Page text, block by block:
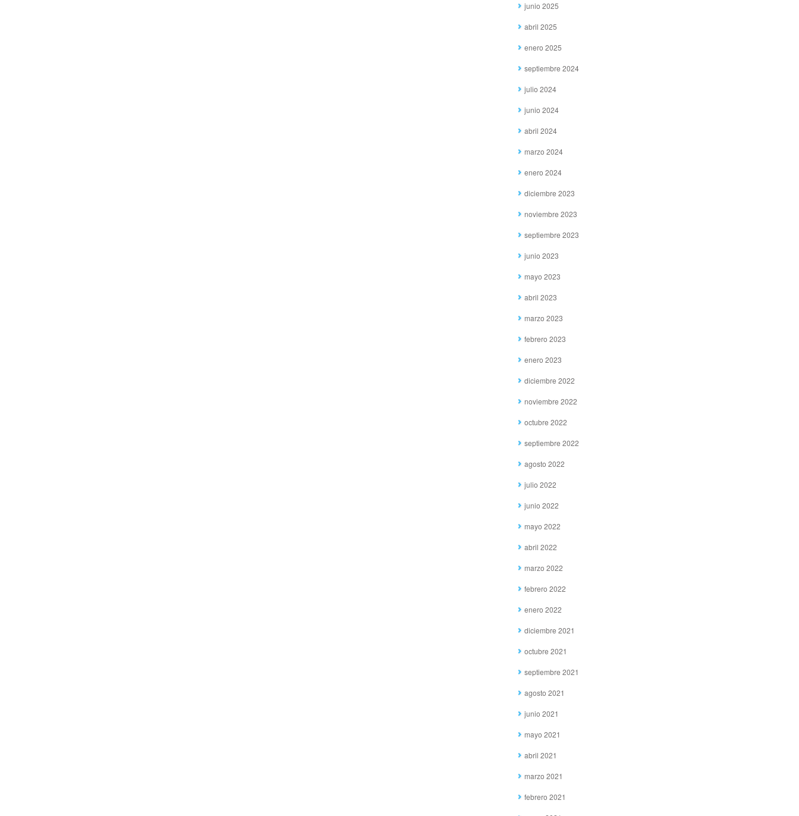
junio 2025
abril 2025
enero 2025
septiembre 2024
julio 2024
junio 2024
abril 2024
marzo 2024
enero 2024
diciembre 2023
noviembre 2023
septiembre 2023
junio 2023
mayo 2023
abril 2023
marzo 2023
febrero 2023
enero 2023
diciembre 2022
noviembre 2022
octubre 2022
septiembre 2022
agosto 2022
julio 2022
junio 2022
mayo 2022
abril 2022
marzo 2022
febrero 2022
enero 2022
diciembre 2021
octubre 2021
septiembre 2021
agosto 2021
junio 2021
mayo 2021
abril 2021
marzo 2021
febrero 2021